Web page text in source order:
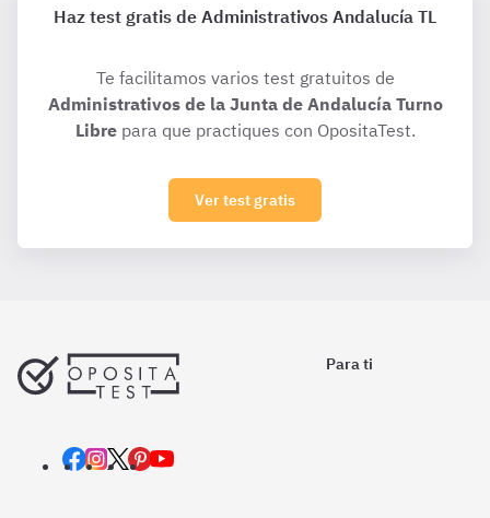
Haz test gratis de Administrativos Andalucía TL
Te facilitamos varios test gratuitos de
Administrativos de la Junta de Andalucía Turno
Librepara que practiques con OpositaTest.
Ver test gratis
Para ti